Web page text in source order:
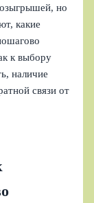
но
какие
к выбору
наличие
связи от